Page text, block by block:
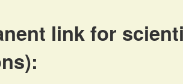
link for